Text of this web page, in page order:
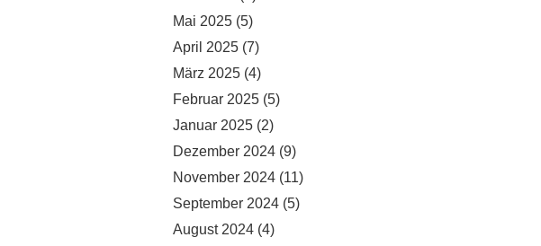
Mai 2025 (5)
April 2025 (7)
März 2025 (4)
Februar 2025 (5)
Januar 2025 (2)
Dezember 2024 (9)
November 2024 (11)
September 2024 (5)
August 2024 (4)